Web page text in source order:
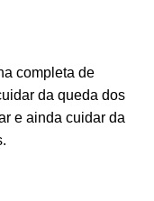
completa de
da queda dos
e ainda cuidar da